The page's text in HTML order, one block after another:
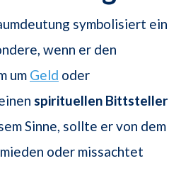
symbolisiert ein
wenn er den
um Geld oder
spirituellen Bittsteller
Sinne, sollte er von dem
oder missachtet